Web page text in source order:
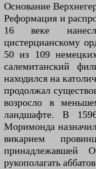
Основание
Реформация и
16 веке
цистерцианскому
50 из 109
салемитанский
находился на
продолжал
возросло в
ландшафте. В
Моримонда
викарием
принадлежавшей
рукополагать